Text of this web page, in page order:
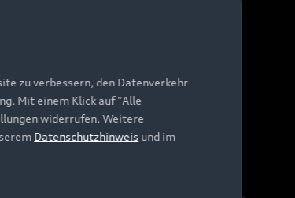
zu verbessern, den Datenverkehr
Mit einem Klick auf "Alle
widerrufen. Weitere
Datenschutzhinweis und im